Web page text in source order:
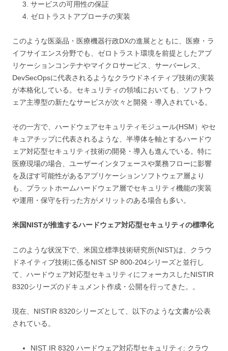
サービスの可用性の保証
ゼロトラストアプローチの実装
このような医薬品・医療機器行政DXの進展とともに、医療・ラ
イフサイエンス分野でも、ゼロトラスト環境を前提としたアプ
リケーションコンテナやマイクロサービス、サーバーレス、
DevSecOpsに代表されるようなクラウドネイティブ技術の実装
が本格化している。セキュリティの領域においても、ソフトウ
ェア主導型の新たなサービスが次々と開発・導入されている。
その一方で、ハードウェアセキュリティモジュール(HSM）やセ
キュアチップに代表されるような、半導体を軸とするハードウ
ェア対応型セキュリティ技術の開発・導入も進んでいる。特に
医療現場の場合、ユーザーインタフェースや業務フローに影響
を及ぼす可能性があるアプリケーションソフトウェア層より
も、プラットホームハードウェア層でセキュリティ機能の実装
や運用・保守を行った方がメリットのある場合も多い。
米国NISTが推進するハードウェア対応型セキュリティの標準化
このような状況下で、米国立標準技術研究所(NIST)は、クラウ
ドネイティブ技術に係るNIST SP 800-204シリーズと並行し
て、ハードウェア対応型セキュリティにフォーカスしたNISTIR
8320シリーズのドキュメント作成・公開を行ってきた。。
現在、NISTIR 8320シリーズとして、以下のような文書が公表
されている。
NIST IR 8320 ハードウェア対応型セキュリティ: クラウ